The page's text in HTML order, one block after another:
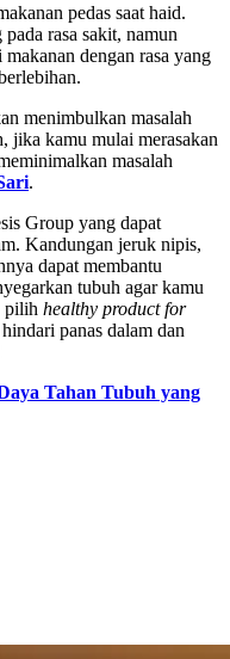
pedas saat haid.
rasa sakit, namun
dengan rasa yang
menimbulkan masalah
jika kamu mulai merasakan
masalah
.
Group yang dapat
Kandungan jeruk nipis,
dapat membantu
tubuh agar kamu
pilih healthy product for
panas dalam dan
Tahan Tubuh yang